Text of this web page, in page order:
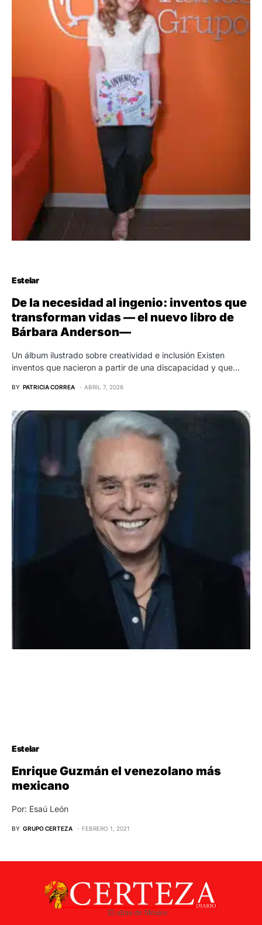
Estelar
De la necesidad al ingenio: inventos que
transforman vidas — el nuevo libro de
Bárbara Anderson—
Un álbum ilustrado sobre creatividad e inclusión Existen
inventos que nacieron a partir de una discapacidad y que…
BY PATRICIA CORREA ABRIL 7, 2026
Estelar
Enrique Guzmán el venezolano más
mexicano
Por: Esaú León
BY GRUPO CERTEZA FEBRERO 1, 2021